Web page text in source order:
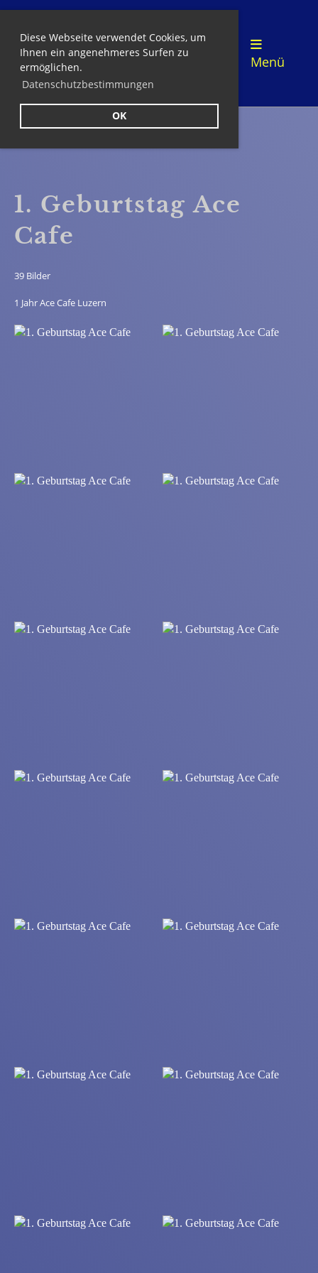
Diese Webseite verwendet Cookies, um
Ihnen ein angenehmeres Surfen zu
ermöglichen.
Datenschutzbestimmungen
OK
Login Menü
Zurück
1. Geburtstag Ace
Cafe
39 Bilder
1 Jahr Ace Cafe Luzern